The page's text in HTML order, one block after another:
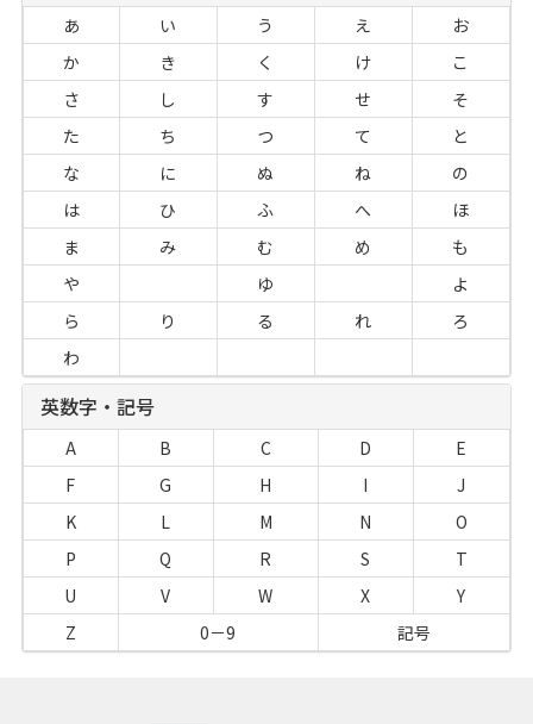
あ い う え
お
か
き く け
こ
さ
し す せ
そ
た
ち つ て
と
な
に ぬ ね
の
は
ひ ふ へ
ほ
ま
み む め
も
や
ゆ
よ
ら
り る れ
ろ
わ
英数字・記号
A B C D
E
F
G H I
J
K
L M N
O
P
Q R S
T
U
V W X
Y
Z
0－9 記号